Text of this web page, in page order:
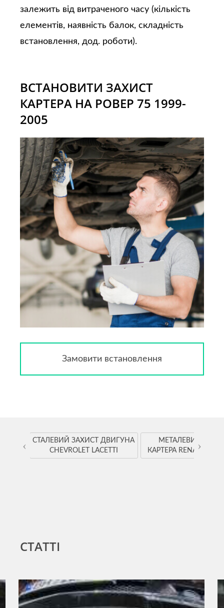
ВСТАНОВИТИ ЗАХИСТ
КАРТЕРА НА РОВЕР 75 1999-
2005
Замовити встановлення
залежить від витраченого часу (кількість
елементів, наявність балок, складність
встановлення, дод. роботи).
СТАЛЕВИЙ ЗАХИСТ ДВИГУНА
CHEVROLET LACETTI
МЕТАЛЕВИЙ
КАРТЕРА RENAULT
‹ ›
СТАТТІ